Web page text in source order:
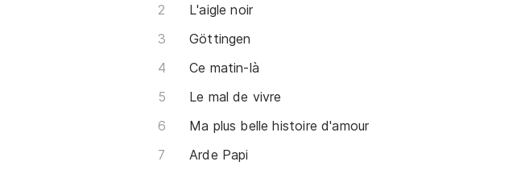
L'aigle noir
Göttingen
Ce matin-là
Le mal de vivre
Ma plus belle histoire d'amour
Arde Papi